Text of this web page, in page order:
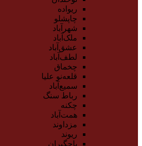
ریواده
چاپشلو
شهرآباد
ملک‌آباد
عشق‌آباد
لطف‌آباد
چخماق
قلعه‌نو علیا
سمیع‌آباد
رباط سنگ
چکنه
همت‌آباد
مزداوند
ریوند
باجگیران